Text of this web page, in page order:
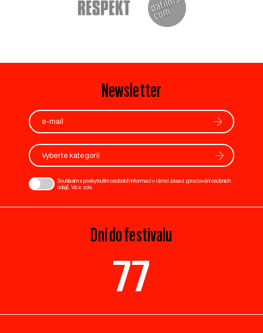
Newsletter
Vyberte kategorii
Souhlasím s poskytnutím osobních informací v rámci zásad zpracování osobních
údajů. Více zde
Dní do festivalu
77